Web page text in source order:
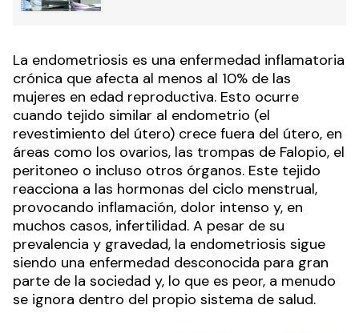
La endometriosis es una enfermedad inflamatoria
crónica que afecta al menos al 10% de las
mujeres en edad reproductiva. Esto ocurre
cuando tejido similar al endometrio (el
revestimiento del útero) crece fuera del útero, en
áreas como los ovarios, las trompas de Falopio, el
peritoneo o incluso otros órganos. Este tejido
reacciona a las hormonas del ciclo menstrual,
provocando inflamación, dolor intenso y, en
muchos casos, infertilidad. A pesar de su
prevalencia y gravedad, la endometriosis sigue
siendo una enfermedad desconocida para gran
parte de la sociedad y, lo que es peor, a menudo
se ignora dentro del propio sistema de salud.